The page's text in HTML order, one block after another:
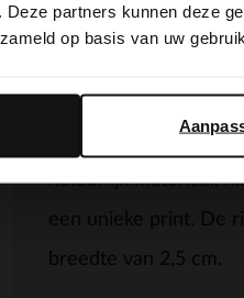
partners kunnen deze
op basis van uw
Omschrijving
Bambi print riem van
gesp. LET OP - de
natuurlijk materiaal,
een unieke print. De
breedte van 2,5 cm.